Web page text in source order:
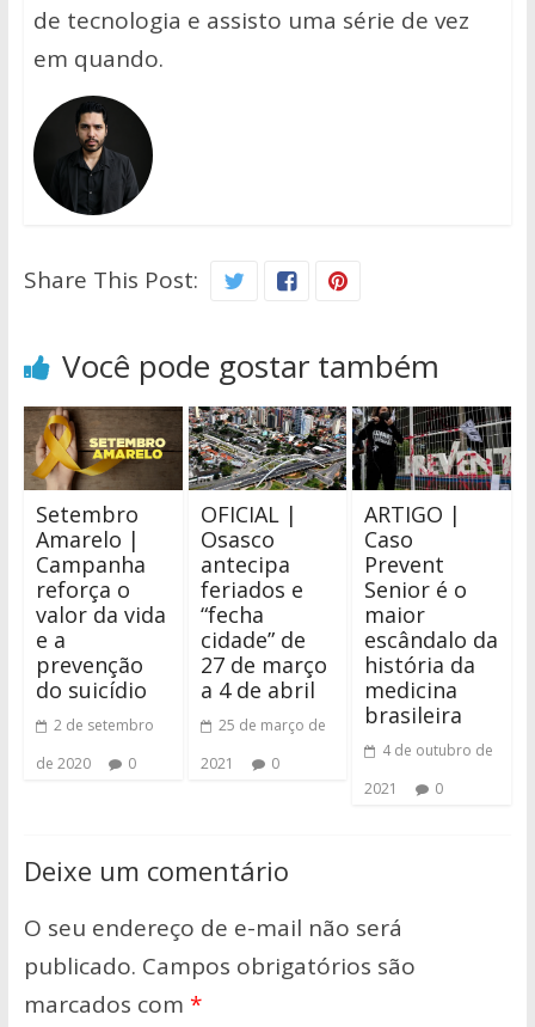
de tecnologia e assisto uma série de vez
em quando.
Share This Post:
Você pode gostar também
Setembro
Amarelo |
Campanha
reforça o
valor da vida
e a
prevenção
do suicídio
2 de setembro
de 2020
0
OFICIAL |
Osasco
antecipa
feriados e
“fecha
cidade” de
27 de março
a 4 de abril
25 de março de
2021
0
ARTIGO |
Caso
Prevent
Senior é o
maior
escândalo da
história da
medicina
brasileira
4 de outubro de
2021
0
Deixe um comentário
O seu endereço de e-mail não será
publicado. Campos obrigatórios são
marcados com *